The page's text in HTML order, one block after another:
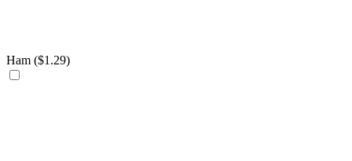
Ham ($1.29)